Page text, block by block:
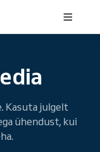
Kasuta julgelt
ühendust, kui